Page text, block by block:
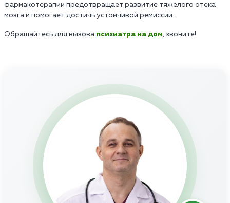
фармакотерапии предотвращает развитие тяжелого отека
мозга и помогает достичь устойчивой ремиссии.
Обращайтесь для вызова психиатра на дом, звоните!